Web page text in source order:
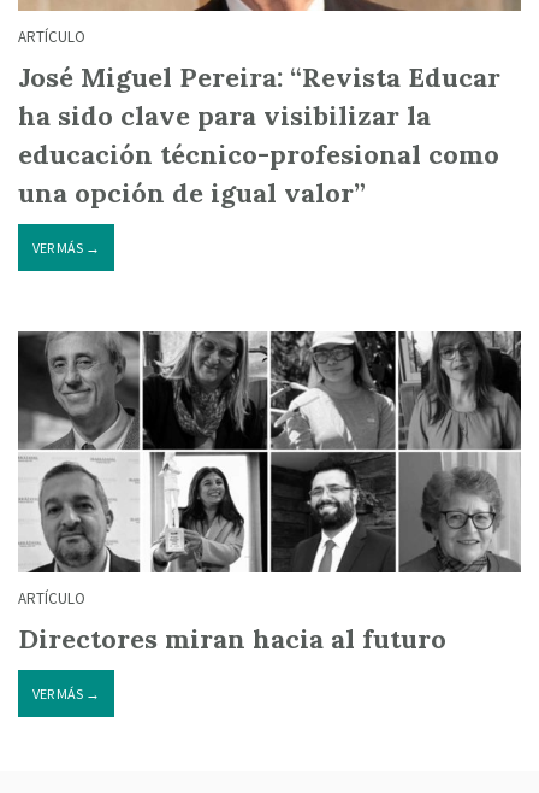
ARTÍCULO
José Miguel Pereira: “Revista Educar
ha sido clave para visibilizar la
educación técnico-profesional como
una opción de igual valor”
VER MÁS →
ARTÍCULO
Directores miran hacia al futuro
VER MÁS →